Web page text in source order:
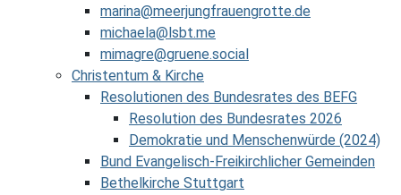
marina@meerjungfrauengrotte.de
michaela@lsbt.me
mimagre@gruene.social
Christentum & Kirche
Resolutionen des Bundesrates des BEFG
Resolution des Bundesrates 2026
Demokratie und Menschenwürde (2024)
Bund Evangelisch-Freikirchlicher Gemeinden
Bethelkirche Stuttgart